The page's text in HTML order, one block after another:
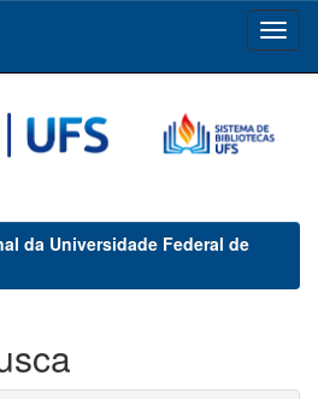
da Universidade Federal de